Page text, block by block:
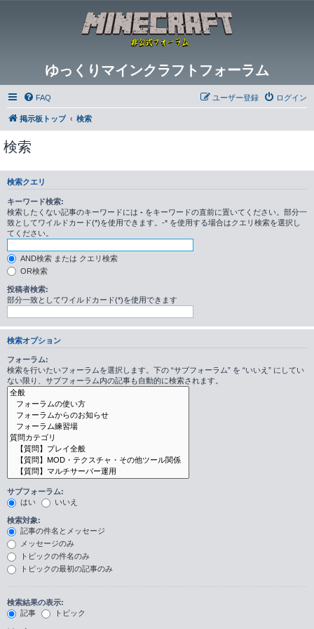
ゆっくりマインクラフトフォーラム
FAQ ログイン
ユーザー登録
掲示板トップ 検索
検索
検索クエリ
キーワード検索:
検索したくない記事のキーワードには - をキーワードの直前に置いてください。部分一
致としてワイルドカード(*)を使用できます。-* を使用する場合はクエリ検索を選択し
てください。
AND検索 または クエリ検索
OR検索
投稿者検索:
部分一致としてワイルドカード(*)を使用できます
検索オプション
フォーラム:
検索を行いたいフォーラムを選択します。下の “サブフォーラム” を “いいえ” にしてい
ない限り、サブフォーラム内の記事も自動的に検索されます。
サブフォーラム:
はい
いいえ
検索対象:
記事の件名とメッセージ
メッセージのみ
トピックの件名のみ
トピックの最初の記事のみ
検索結果の表示:
記事
トピック